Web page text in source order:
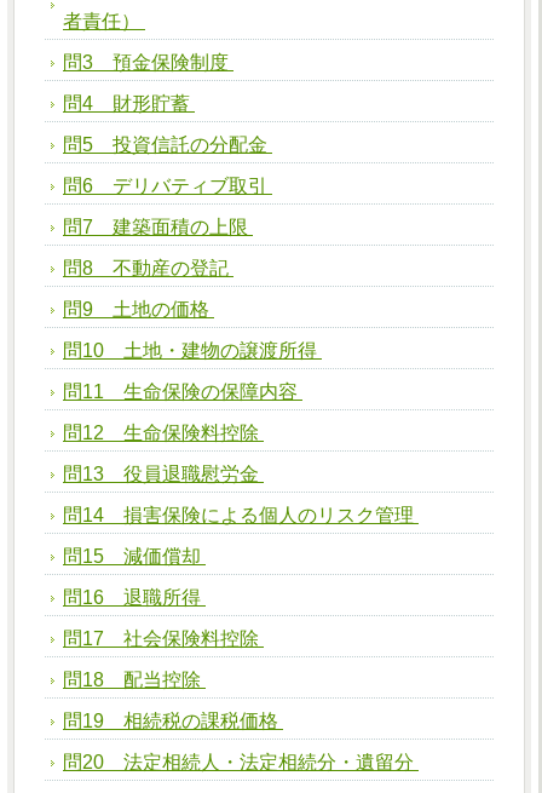
者責任）
問3 預金保険制度
問4 財形貯蓄
問5 投資信託の分配金
問6 デリバティブ取引
問7 建築面積の上限
問8 不動産の登記
問9 土地の価格
問10 土地・建物の譲渡所得
問11 生命保険の保障内容
問12 生命保険料控除
問13 役員退職慰労金
問14 損害保険による個人のリスク管理
問15 減価償却
問16 退職所得
問17 社会保険料控除
問18 配当控除
問19 相続税の課税価格
問20 法定相続人・法定相続分・遺留分